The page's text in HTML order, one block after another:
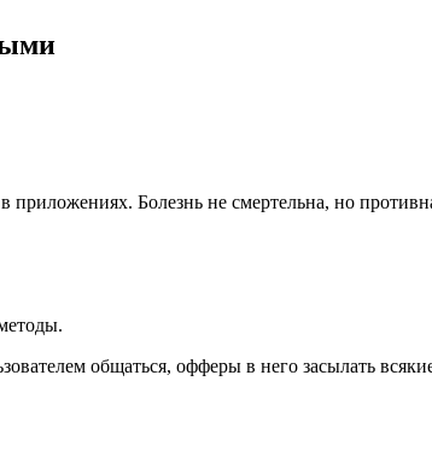
Болезнь не смертельна, но
общаться, офферы в него засылать